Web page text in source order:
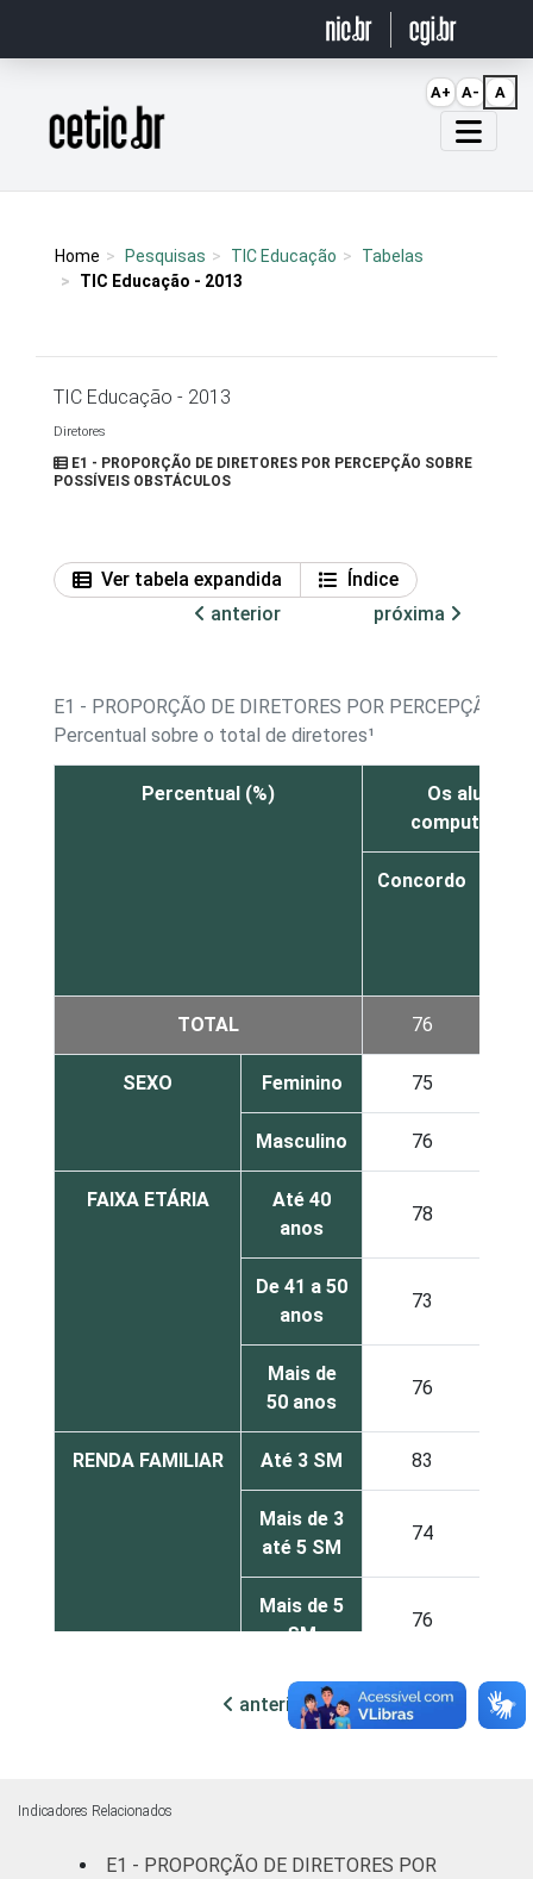
Página inicial
Home Pesquisas TIC Educação
Tabelas
TIC Educação - 2013
TIC Educação - 2013
Diretores
E1 - PROPORÇÃO DE DIRETORES POR PERCEPÇÃO SOBRE
POSSÍVEIS OBSTÁCULOS
Ver tabela expandida
Índice
anterior
próxima
E1 - PROPORÇÃO DE DIRETORES POR PERCEPÇÃO
Percentual sobre o total de diretores¹
Percentual (%)
Os alunos
computador
Concordo
TOTAL 76
SEXO Feminino 75
Masculino 76
FAIXA ETÁRIA
Até 40
anos
78
De 41 a 50
anos
73
Mais de
50 anos
76
RENDA FAMILIAR Até 3 SM 83
Mais de 3
até 5 SM
74
Mais de 5
SM
76
Até 3 SM 67
SM
79
anterior próxima
Indicadores Relacionados
E1 - PROPORÇÃO DE DIRETORES POR
A+ A- A